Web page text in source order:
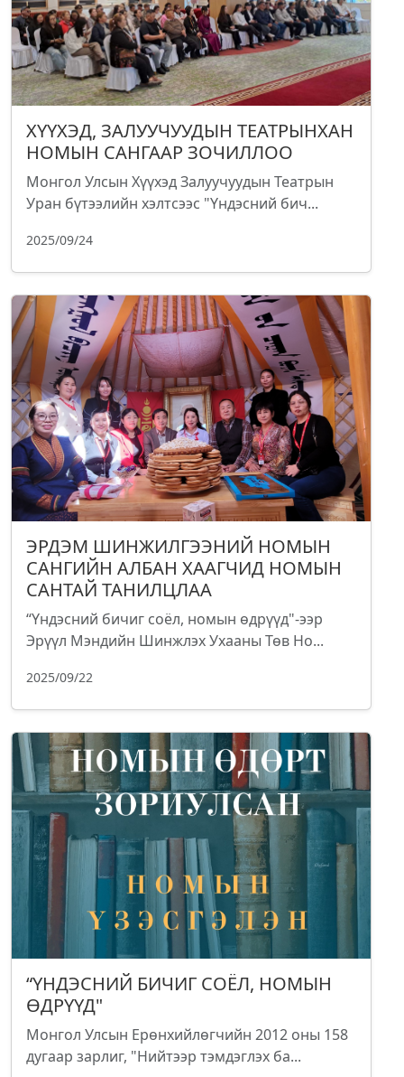
ХҮҮХЭД, ЗАЛУУЧУУДЫН ТЕАТРЫНХАН
НОМЫН САНГААР ЗОЧИЛЛОО
Монгол Улсын Хүүхэд Залуучуудын Театрын
Уран бүтээлийн хэлтсээс "Үндэсний бич...
2025/09/24
ЭРДЭМ ШИНЖИЛГЭЭНИЙ НОМЫН
САНГИЙН АЛБАН ХААГЧИД НОМЫН
САНТАЙ ТАНИЛЦЛАА
“Үндэсний бичиг соёл, номын өдрүүд"-ээр
Эрүүл Мэндийн Шинжлэх Ухааны Төв Но...
2025/09/22
“ҮНДЭСНИЙ БИЧИГ СОЁЛ, НОМЫН
ӨДРҮҮД"
Монгол Улсын Ерөнхийлөгчийн 2012 оны 158
дугаар зарлиг, "Нийтээр тэмдэглэх ба...